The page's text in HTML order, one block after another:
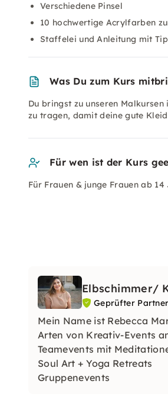
Verschiedene Pinsel
10 hochwertige Acrylfarben
Staffelei und Anleitung mit
Was Du zum Kurs
Du bringst zu unseren
zu tragen, damit deine gute
Für wen ist der Kurs
Für Frauen & junge Frauen ab
Elbschimmer/
Geprüfter Partner
Mein Name ist Rebecca
Arten von Kreativ-Events
Teamevents mit
Soul Art + Yoga Retreats
Gruppenevents